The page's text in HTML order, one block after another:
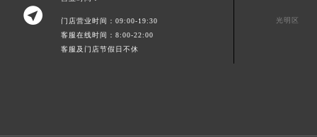

门店营业时间：09:00-19:30
客服在线时间：8:00-22:00
客服及门店节假日不休
光明区